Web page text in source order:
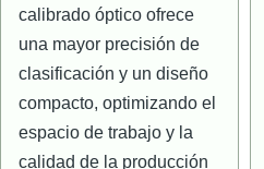
calibrado óptico ofrece
una mayor precisión de
clasificación y un diseño
compacto, optimizando el
espacio de trabajo y la
calidad de la producción